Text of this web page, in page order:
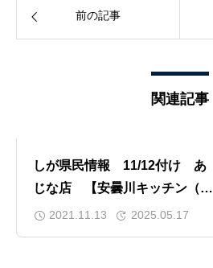
前の記事
関連記事
しが県民情報 11/12付け あ
じな店 【安曇川キッチン（高
島）】
2021.11.13 2025.05.17